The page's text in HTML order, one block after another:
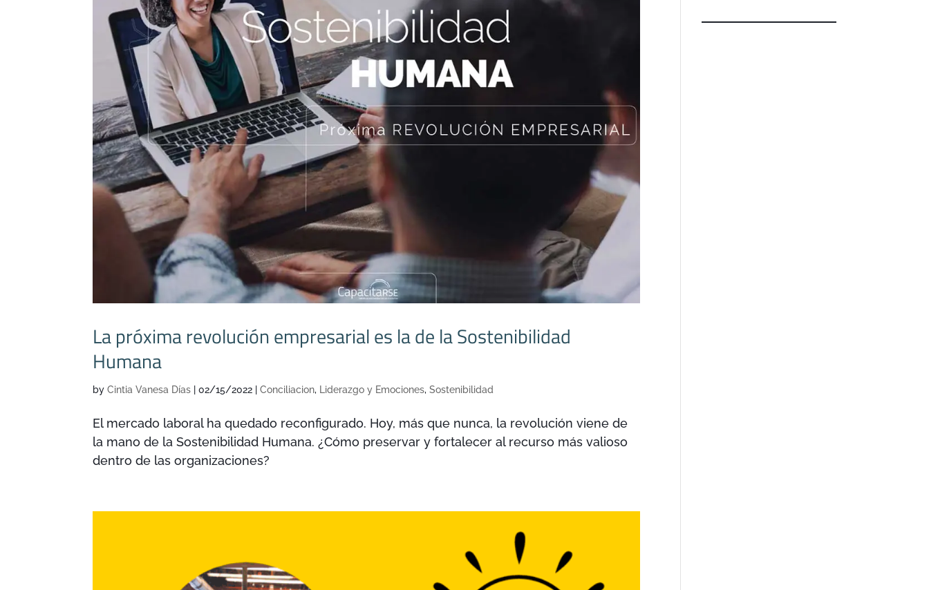
La próxima revolución empresarial es la de la Sostenibilidad
Humana
byCintia Vanesa Días |02/15/2022 |Conciliacion, Liderazgo y Emociones,Sostenibilidad
El mercado laboral ha quedado reconfigurado. Hoy, más que nunca, la revolución viene de
la mano de la Sostenibilidad Humana. ¿Cómo preservar y fortalecer al recurso más valioso
dentro de las organizaciones?